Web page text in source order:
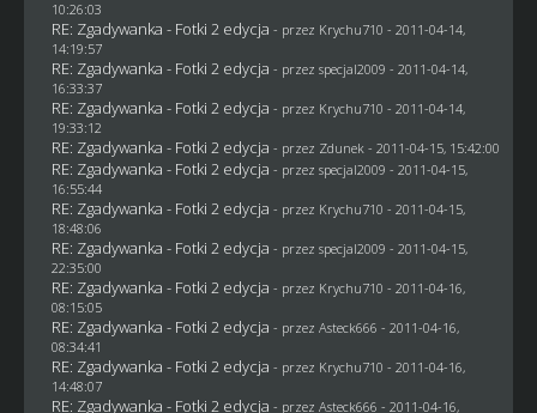
10:26:03
RE: Zgadywanka - Fotki 2 edycja - przez Krychu710 - 2011-04-14,
14:19:57
RE: Zgadywanka - Fotki 2 edycja - przez specjal2009 - 2011-04-14,
16:33:37
RE: Zgadywanka - Fotki 2 edycja - przez Krychu710 - 2011-04-14,
19:33:12
RE: Zgadywanka - Fotki 2 edycja - przez Zdunek - 2011-04-15, 15:42:00
RE: Zgadywanka - Fotki 2 edycja - przez specjal2009 - 2011-04-15,
16:55:44
RE: Zgadywanka - Fotki 2 edycja - przez Krychu710 - 2011-04-15,
18:48:06
RE: Zgadywanka - Fotki 2 edycja - przez specjal2009 - 2011-04-15,
22:35:00
RE: Zgadywanka - Fotki 2 edycja - przez Krychu710 - 2011-04-16,
08:15:05
RE: Zgadywanka - Fotki 2 edycja - przez Asteck666 - 2011-04-16,
08:34:41
RE: Zgadywanka - Fotki 2 edycja - przez Krychu710 - 2011-04-16,
14:48:07
RE: Zgadywanka - Fotki 2 edycja - przez Asteck666 - 2011-04-16,